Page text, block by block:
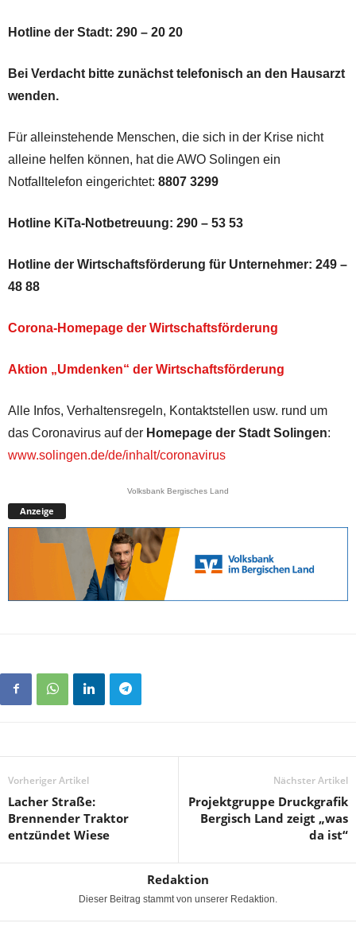
Hotline der Stadt: 290 – 20 20
Bei Verdacht bitte zunächst telefonisch an den Hausarzt
wenden.
Für alleinstehende Menschen, die sich in der Krise nicht
alleine helfen können, hat die AWO Solingen ein
Notfalltelefon eingerichtet: 8807 3299
Hotline KiTa-Notbetreuung: 290 – 53 53
Hotline der Wirtschaftsförderung für Unternehmer: 249 –
48 88
Corona-Homepage der Wirtschaftsförderung
Aktion „Umdenken“ der Wirtschaftsförderung
Alle Infos, Verhaltensregeln, Kontaktstellen usw. rund um
das Coronavirus auf der Homepage der Stadt Solingen:
www.solingen.de/de/inhalt/coronavirus
Volksbank Bergisches Land
Anzeige
Vorheriger Artikel
Lacher Straße:
Brennender Traktor
entzündet Wiese
Nächster Artikel
Projektgruppe Druckgrafik
Bergisch Land zeigt „was
da ist“
Redaktion
Dieser Beitrag stammt von unserer Redaktion.